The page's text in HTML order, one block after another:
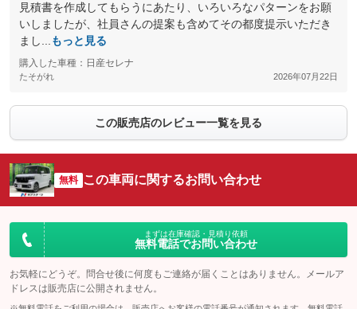
見積書を作成してもらうにあたり、いろいろなパターンをお願
いしましたが、社員さんの提案も含めてその都度提示いただき
まし...
もっと見る
購入した車種：日産セレナ
たそがれ 2026年07月22日
この販売店のレビュー一覧を見る
無料 この車両に関するお問い合わせ
まずは在庫確認・見積り依頼
無料電話でお問い合わせ
お気軽にどうぞ。問合せ後に何度もご連絡が届くことはありません。メールア
ドレスは販売店に公開されません。